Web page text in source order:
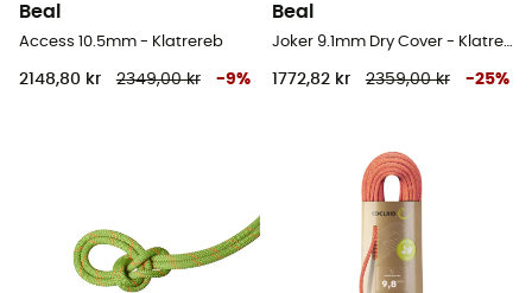
Beal
Access 10.5mm - Klatrereb
2148,80 kr 2349,00 kr -9%
Beal
Joker 9.1mm Dry Cover - Klatrereb
1772,82 kr 2359,00 kr -25%